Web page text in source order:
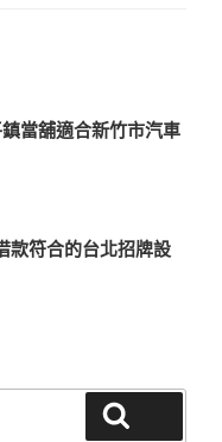
當舖適合新竹市汽車
款符合的台北招牌設